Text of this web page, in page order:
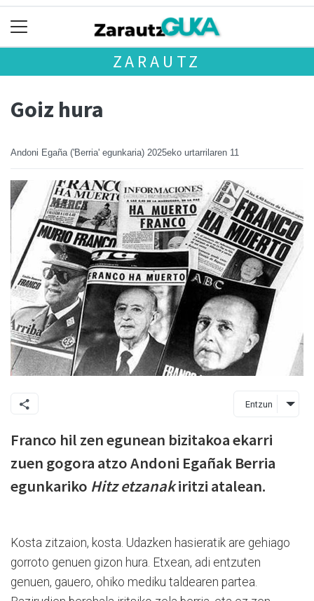
ZARAUTZ
Goiz hura
Andoni Egaña ('Berria' egunkaria) 2025eko urtarrilaren 11
Entzun
Franco hil zen egunean bizitakoa ekarri
zuen gogora atzo Andoni Egañak Berria
egunkariko Hitz etzanakiritzi atalean.
Kosta zitzaion, kosta. Udazken hasieratik are gehiago
gorroto genuen gizon hura. Etxean, adi entzuten
genuen, gauero, ohiko mediku taldearen partea.